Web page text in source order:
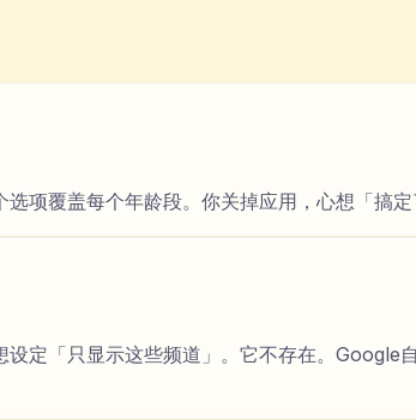
项覆盖每个年龄段。你关掉应用，心想「搞定
定「只显示这些频道」。它不存在。Google